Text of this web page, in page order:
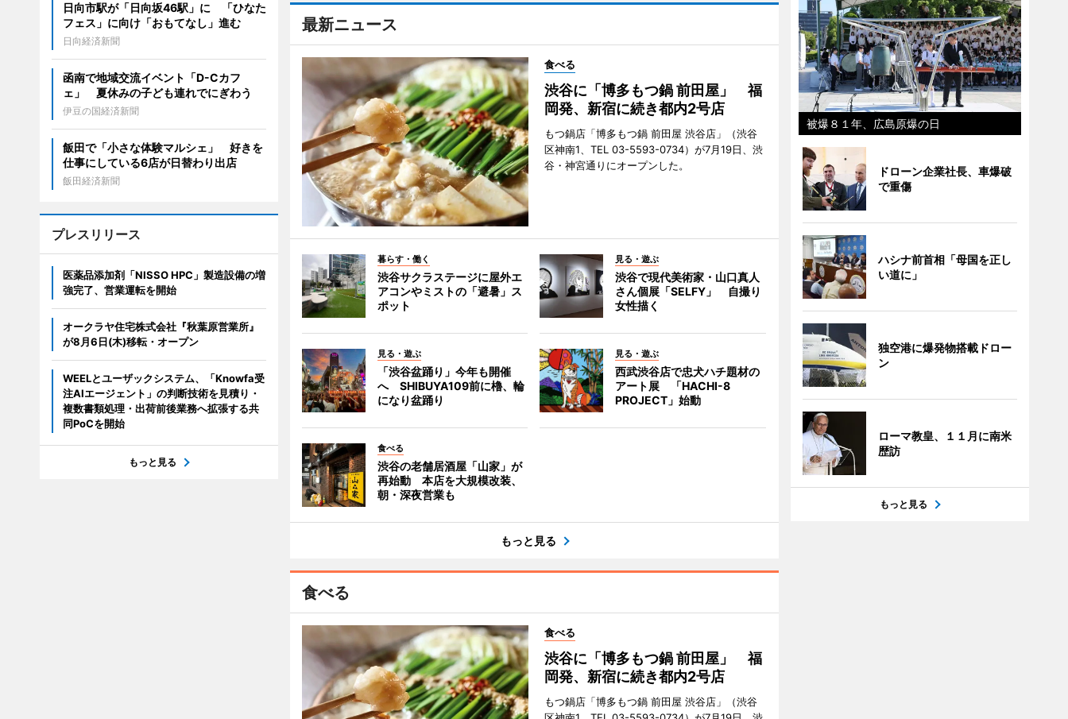
最新ニュース
食べる
渋谷に「博多もつ鍋 前田屋」 福
岡発、新宿に続き都内2号店
もつ鍋店「博多もつ鍋 前田屋 渋谷店」（渋谷
区神南1、TEL 03-5593-0734）が7月19日、渋
谷・神宮通りにオープンした。
暮らす・働く
渋谷サクラステージに屋外エ
アコンやミストの「避暑」ス
ポット
見る・遊ぶ
渋谷で現代美術家・山口真人
さん個展「SELFY」 自撮り
女性描く
見る・遊ぶ
「渋谷盆踊り」今年も開催
へ SHIBUYA109前に櫓、輪
になり盆踊り
見る・遊ぶ
西武渋谷店で忠犬ハチ題材の
アート展 「HACHI-8
PROJECT」始動
食べる
渋谷の老舗居酒屋「山家」が
再始動 本店を大規模改装、
朝・深夜営業も
もっと見る
食べる
食べる
渋谷に「博多もつ鍋 前田屋」 福
岡発、新宿に続き都内2号店
もつ鍋店「博多もつ鍋 前田屋 渋谷店」（渋谷
日向市駅が「日向坂46駅」に 「ひなた
フェス」に向け「おもてなし」進む
日向経済新聞
函南で地域交流イベント「D-Cカフ
ェ」 夏休みの子ども連れでにぎわう
伊豆の国経済新聞
飯田で「小さな体験マルシェ」 好きを
仕事にしている6店が日替わり出店
飯田経済新聞
プレスリリース
医薬品添加剤「NISSO HPC」製造設備の増
強完了、営業運転を開始
オークラヤ住宅株式会社『秋葉原営業所』
が8月6日(木)移転・オープン
WEELとユーザックシステム、「Knowfa受
注AIエージェント」の判断技術を見積り・
複数書類処理・出荷前後業務へ拡張する共
同PoCを開始
もっと見る
被爆８１年、広島原爆の日
ドローン企業社長、車爆破
で重傷
ハシナ前首相「母国を正し
い道に」
独空港に爆発物搭載ドロー
ン
ローマ教皇、１１月に南米
歴訪
もっと見る